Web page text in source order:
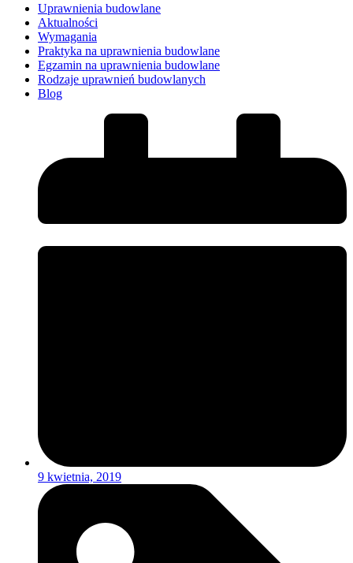
Uprawnienia budowlane
Aktualności
Wymagania
Praktyka na uprawnienia budowlane
Egzamin na uprawnienia budowlane
Rodzaje uprawnień budowlanych
Blog
9 kwietnia, 2019